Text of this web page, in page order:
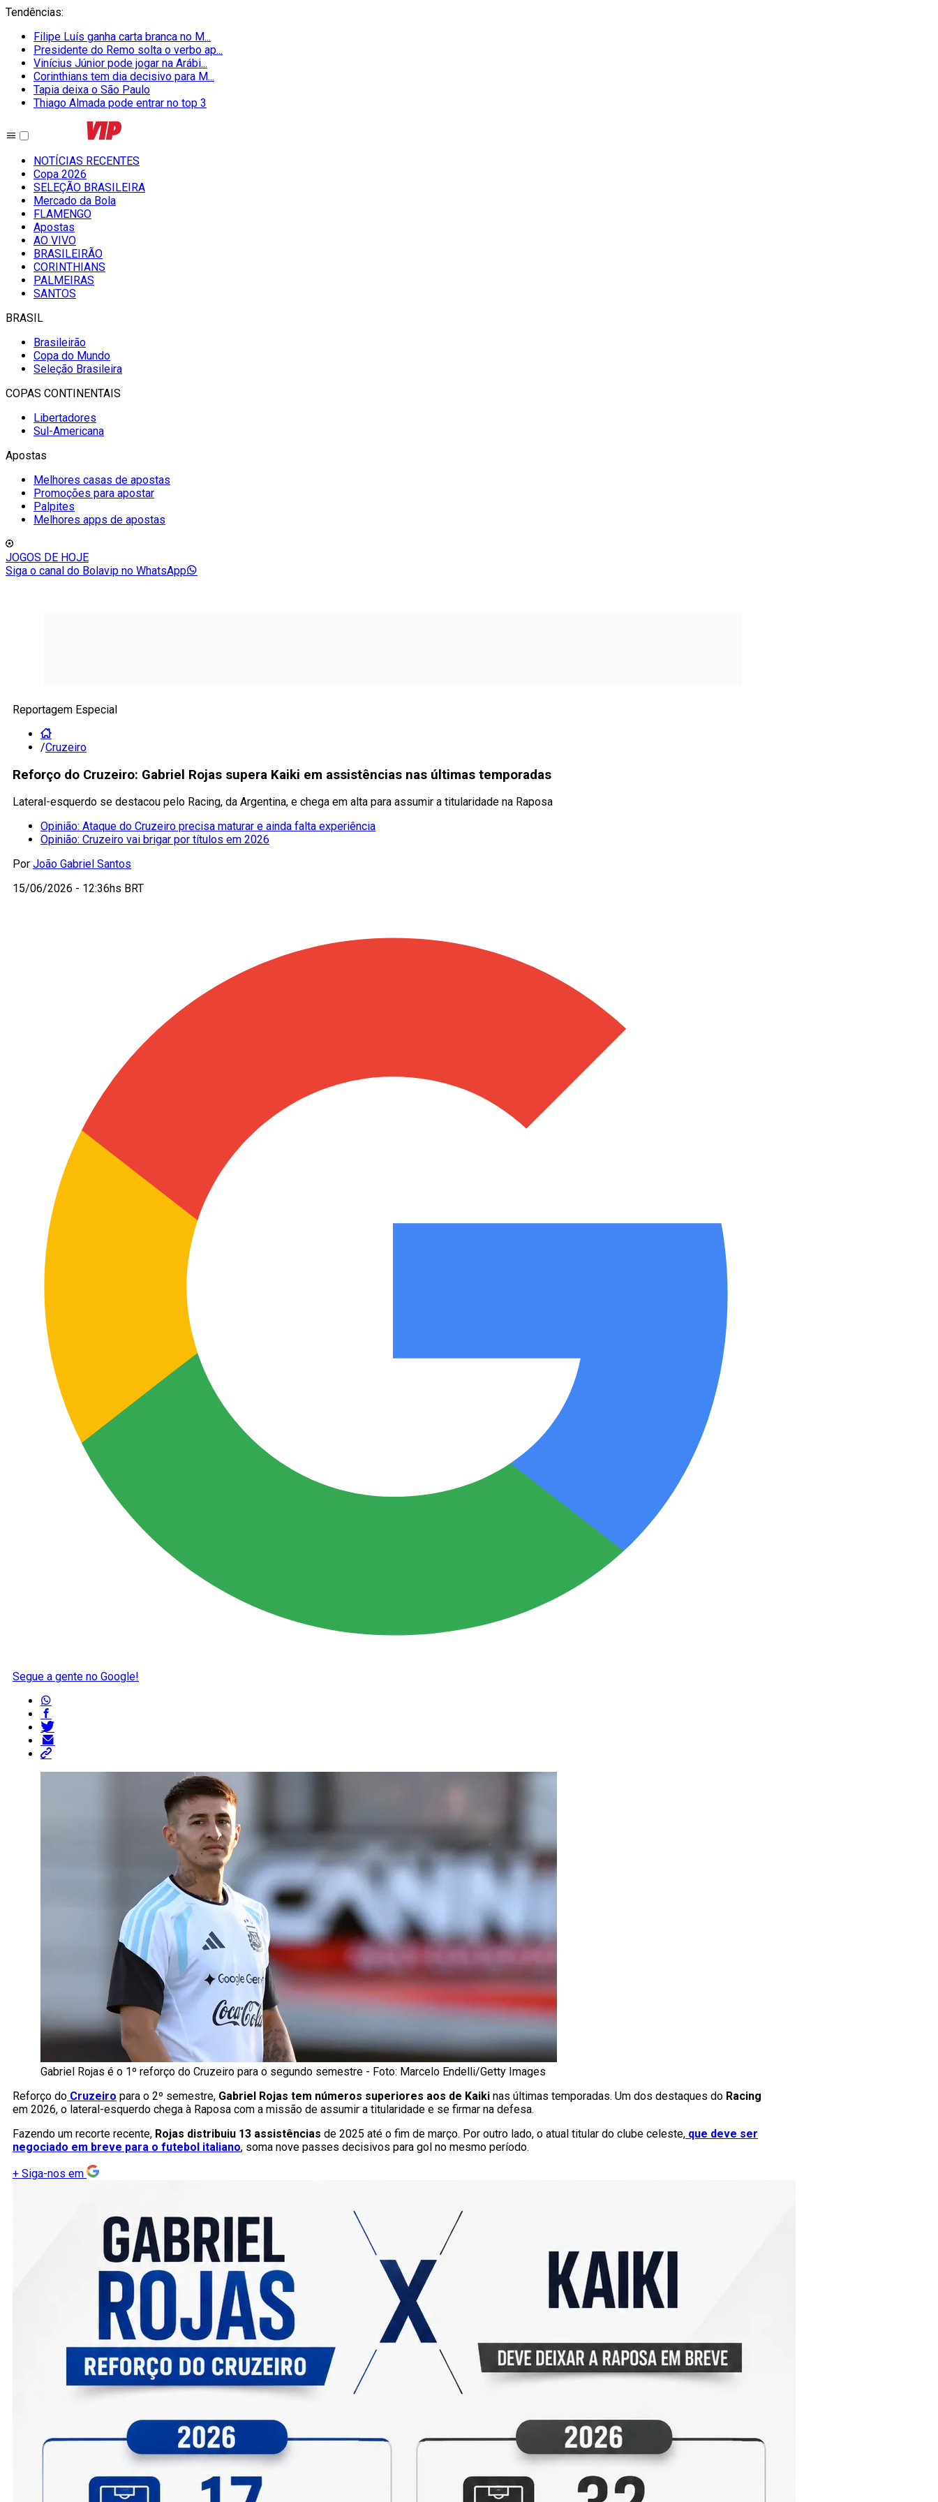
Tendências:
Filipe Luís ganha carta branca no M...
Presidente do Remo solta o verbo ap...
Vinícius Júnior pode jogar na Arábi...
Corinthians tem dia decisivo para M...
Tapia deixa o São Paulo
Thiago Almada pode entrar no top 3
NOTÍCIAS RECENTES
Copa 2026
SELEÇÃO BRASILEIRA
Mercado da Bola
FLAMENGO
Apostas
AO VIVO
BRASILEIRÃO
CORINTHIANS
PALMEIRAS
SANTOS
BRASIL
Brasileirão
Copa do Mundo
Seleção Brasileira
COPAS CONTINENTAIS
Libertadores
Sul-Americana
Apostas
Melhores casas de apostas
Promoções para apostar
Palpites
Melhores apps de apostas
JOGOS DE HOJE
Siga o canal do Bolavip no WhatsApp
Reportagem Especial
/Cruzeiro
Reforço do Cruzeiro: Gabriel Rojas supera Kaiki em assistências nas últimas temporadas
Lateral-esquerdo se destacou pelo Racing, da Argentina, e chega em alta para assumir a titularidade na Raposa
Opinião: Ataque do Cruzeiro precisa maturar e ainda falta experiência
Opinião: Cruzeiro vai brigar por títulos em 2026
Por João Gabriel Santos
15/06/2026 - 12:36hs BRT
Segue a gente no Google!
Gabriel Rojas é o 1º reforço do Cruzeiro para o segundo semestre - Foto: Marcelo Endelli/Getty Images
Reforço do Cruzeiro para o 2º semestre, Gabriel Rojas tem números superiores aos de Kaiki nas últimas temporadas. Um dos destaques do Racing
em 2026, o lateral-esquerdo chega à Raposa com a missão de assumir a titularidade e se firmar na defesa.
Fazendo um recorte recente, Rojas distribuiu 13 assistências de 2025 até o fim de março. Por outro lado, o atual titular do clube celeste, que deve ser
negociado em breve para o futebol italiano, soma nove passes decisivos para gol no mesmo período.
+ Siga-nos em